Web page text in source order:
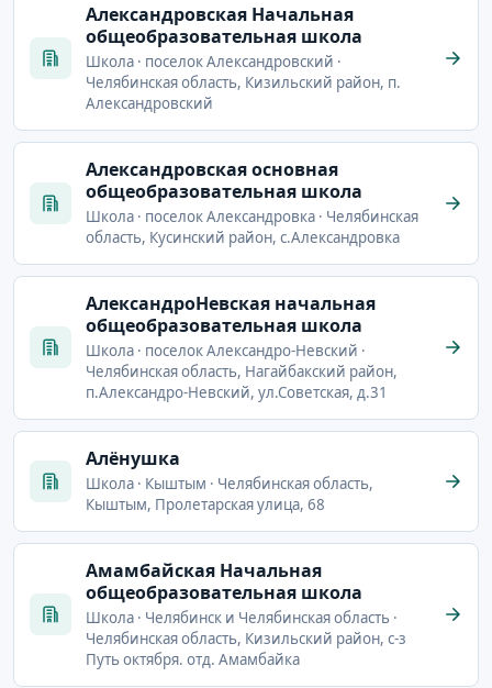
Александровская Начальная
общеобразовательная школа
Школа · поселок Александровский ·
Челябинская область, Кизильский район, п.
Александровский
Александровская основная
общеобразовательная школа
Школа · поселок Александровка · Челябинская
область, Кусинский район, с.Александровка
АлександроНевская начальная
общеобразовательная школа
Школа · поселок Александро-Невский ·
Челябинская область, Нагайбакский район,
п.Александро-Невский, ул.Советская, д.31
Алёнушка
Школа · Кыштым · Челябинская область,
Кыштым, Пролетарская улица, 68
Амамбайская Начальная
общеобразовательная школа
Школа · Челябинск и Челябинская область ·
Челябинская область, Кизильский район, с-з
Путь октября. отд. Амамбайка